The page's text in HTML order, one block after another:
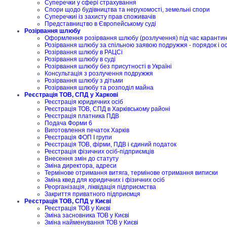
Суперечки у сфері страхування
Спори щодо будівництва та нерухомості, земельні спори
Суперечкиі із захисту прав споживачів
Представництво в Європейському суді
Розірвання шлюбу
Оформлення розірвання шлюбу (розлучення) під час
Розірвання шлюбу за спільною заявою подружжя - порядок і
Розірвання шлюбу в РАЦСі
Розірвання шлюбу в суді
Розірвання шлюбу без присутності в Україні
Консультація з розлучення подружжя
Розірвання шлюбу з дітьми
Розірвання шлюбу та розподіл майна
Реєстрація ТОВ, СПД у Харкові
Реєстрація юридичних осіб
Реєстрація ТОВ, СПД в Харківському районі
Реєстрація платника ПДВ
Подача Форми 6
Виготовлення печаток Харків
Реєстрація ФОП I групи
Реєстрація ТОВ, фірми, ПДВ і єдиний податок
Реєстрація фізичних осіб-підприємців
Внесення змін до статуту
Зміна директора, адреси
Термінове отримання витяга, термінове отримання виписки
Зміна квед для юридичних і фізичних осіб
Реорганізація, ліквідація підприємства
Закриття приватного підприємця
Реєстрація ТОВ, СПД у Києві
Реєстрація ТОВ у Києві
Зміна засновника ТОВ у Києві
Зміна найменування ТОВ у Києві